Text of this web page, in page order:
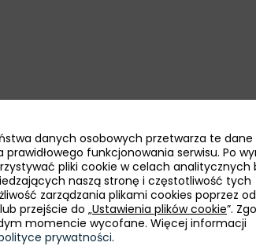
danych osobowych przetwarza te
funkcjonowania serwisu. Po
pliki cookie w celach analitycznych
naszą stronę i częstotliwość tych
zarządzania plikami cookies poprzez
przejście do „Ustawienia plików cookie”.
momencie wycofane. Więcej informacji
prywatności.